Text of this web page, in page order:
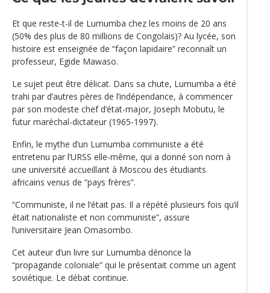
Et que reste-t-il de Lumumba chez les moins de 20 ans
(50% des plus de 80 millions de Congolais)? Au lycée, son
histoire est enseignée de “façon lapidaire” reconnaît un
professeur, Egide Mawaso.
Le sujet peut être délicat. Dans sa chute, Lumumba a été
trahi par d’autres pères de l’indépendance, à commencer
par son modeste chef d‘état-major, Joseph Mobutu, le
futur maréchal-dictateur (1965-1997).
Enfin, le mythe d’un Lumumba communiste a été
entretenu par l’URSS elle-même, qui a donné son nom à
une université accueillant à Moscou des étudiants
africains venus de “pays frères”.
“Communiste, il ne l‘était pas. Il a répété plusieurs fois qu’il
était nationaliste et non communiste”, assure
l’universitaire Jean Omasombo.
Cet auteur d’un livre sur Lumumba dénonce la
“propagande coloniale” qui le présentait comme un agent
soviétique. Le débat continue.